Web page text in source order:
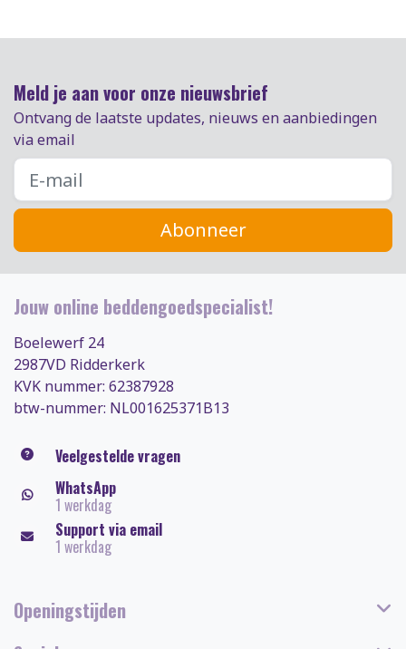
Meld je aan voor onze nieuwsbrief
Ontvang de laatste updates, nieuws en aanbiedingen
via email
Abonneer
Jouw online beddengoedspecialist!
Boelewerf 24
2987VD Ridderkerk
KVK nummer: 62387928
btw-nummer: NL001625371B13
Veelgestelde vragen
WhatsApp
1 werkdag
Support via email
1 werkdag
Openingstijden